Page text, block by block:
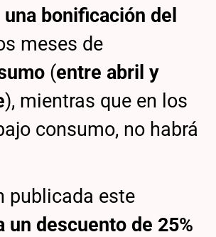
una bonificación del
meses de
(entre abril y
), mientras que en los
consumo, no habrá
publicada este
un descuento de 25%